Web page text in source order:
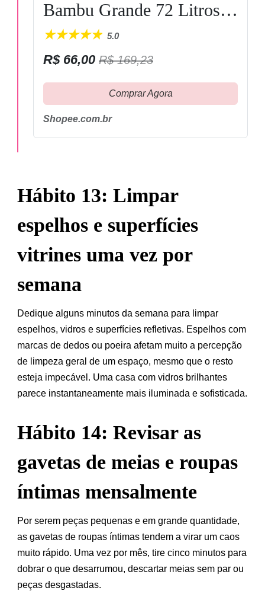
Bambu Grande 72 Litros
Com Tampa Alças
Dobrável Forrado
Lavanderia
5.0
R$ 66,00 R$ 169,23
Comprar Agora
Shopee.com.br
Hábito 13: Limpar
espelhos e superfícies
vitrines uma vez por
semana
Dedique alguns minutos da semana para limpar
espelhos, vidros e superfícies refletivas. Espelhos com
marcas de dedos ou poeira afetam muito a percepção
de limpeza geral de um espaço, mesmo que o resto
esteja impecável. Uma casa com vidros brilhantes
parece instantaneamente mais iluminada e sofisticada.
Hábito 14: Revisar as
gavetas de meias e roupas
íntimas mensalmente
Por serem peças pequenas e em grande quantidade,
as gavetas de roupas íntimas tendem a virar um caos
muito rápido. Uma vez por mês, tire cinco minutos para
dobrar o que desarrumou, descartar meias sem par ou
peças desgastadas.